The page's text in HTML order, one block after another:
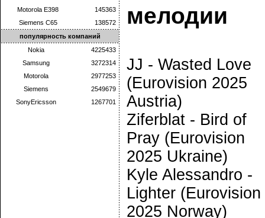
Motorola E398
145363
Siemens C65
138572
популярность компаний
Nokia
4225433
Samsung
3272314
Motorola
2977253
Siemens
2549679
SonyEricsson
1267701
мелодии
JJ - Wasted Love
(Eurovision 2025
Austria)
Ziferblat - Bird of
Pray (Eurovision
2025 Ukraine)
Kyle Alessandro -
Lighter (Eurovision
2025 Norway)